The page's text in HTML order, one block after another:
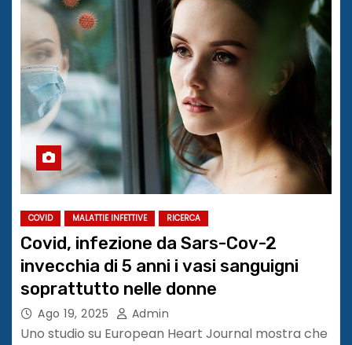
COVID MALATTIE INFETTIVE RICERCA
Covid, infezione da Sars-Cov-2
invecchia di 5 anni i vasi sanguigni
soprattutto nelle donne
Ago 19, 2025 Admin
Uno studio su European Heart Journal mostra che